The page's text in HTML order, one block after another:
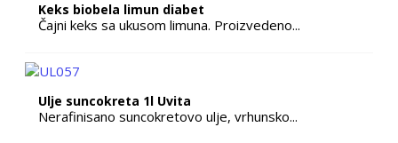
Keks biobela limun diabet
Čajni keks sa ukusom limuna. Proizvedeno...
Ulje suncokreta 1l Uvita
Nerafinisano suncokretovo ulje, vrhunsko...